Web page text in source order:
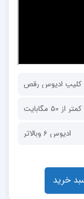
کلیپ ادیوس رقص
کمتر از 50 مگابایت
ادیوس 6 وبالاتر
خرید